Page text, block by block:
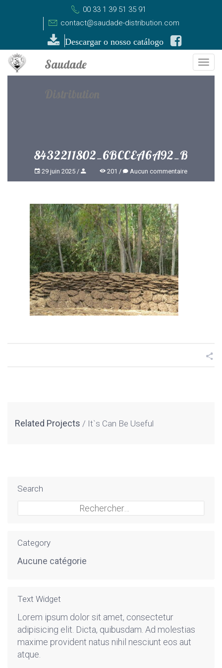
00 33 1 39 51 35 91
contact@saudade-distribution.com
Descargar o nosso catálogo
8432211802_6BCCEA6A92_B
29 juin 2025 201 Aucun commentaire
Related Projects It`s Can Be Useful
Search
Category
Aucune catégorie
Text Widget
Lorem ipsum dolor sit amet, consectetur
adipisicing elit. Dicta, quibusdam. Ad molestias
maxime provident natus nihil nesciunt eos aut
atque.